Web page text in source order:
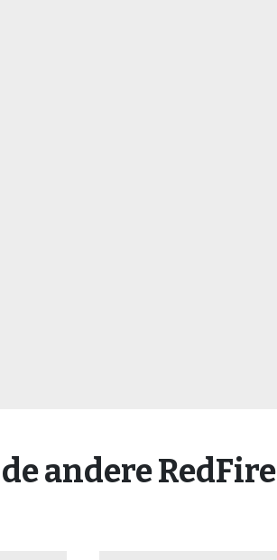
andere RedFire